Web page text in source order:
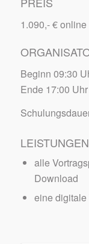
1.090,- € online
Beginn 09:30
Ende 17:00 Uhr
LEISTUNGEN
alle
Download
eine